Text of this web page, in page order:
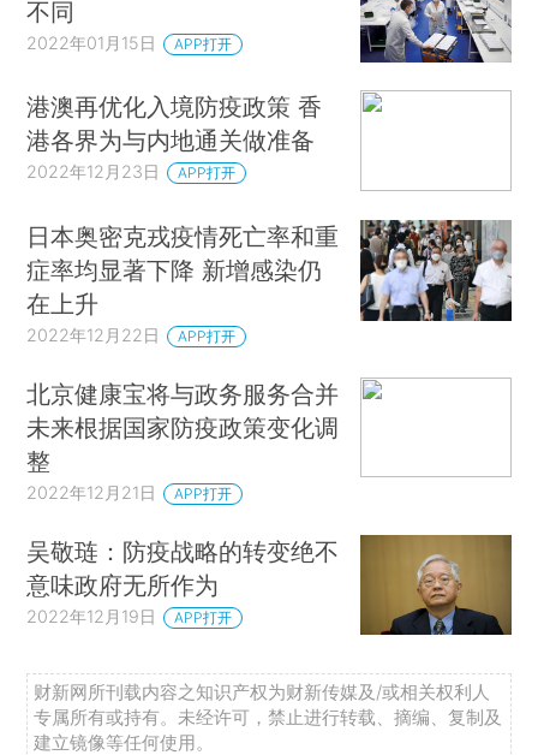
不同
2022年01月15日 APP打开
港澳再优化入境防疫政策 香
港各界为与内地通关做准备
2022年12月23日 APP打开
日本奥密克戎疫情死亡率和重
症率均显著下降 新增感染仍
在上升
2022年12月22日 APP打开
北京健康宝将与政务服务合并
未来根据国家防疫政策变化调
整
2022年12月21日 APP打开
吴敬琏：防疫战略的转变绝不
意味政府无所作为
2022年12月19日 APP打开
财新网所刊载内容之知识产权为财新传媒及/或相关权利人
专属所有或持有。未经许可，禁止进行转载、摘编、复制及
建立镜像等任何使用。